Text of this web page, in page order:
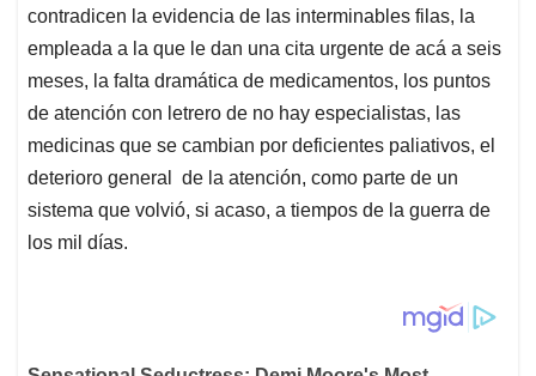
contradicen la evidencia de las interminables filas, la
empleada a la que le dan una cita urgente de acá a seis
meses, la falta dramática de medicamentos, los puntos
de atención con letrero de no hay especialistas, las
medicinas que se cambian por deficientes paliativos, el
deterioro general de la atención, como parte de un
sistema que volvió, si acaso, a tiempos de la guerra de
los mil días.